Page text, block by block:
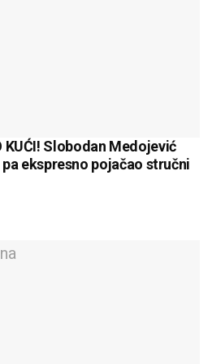
KUĆI! Slobodan Medojević
ekspresno pojačao stručni